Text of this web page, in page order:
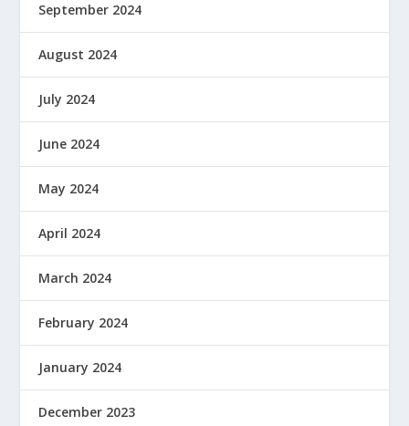
September 2024
August 2024
July 2024
June 2024
May 2024
April 2024
March 2024
February 2024
January 2024
December 2023